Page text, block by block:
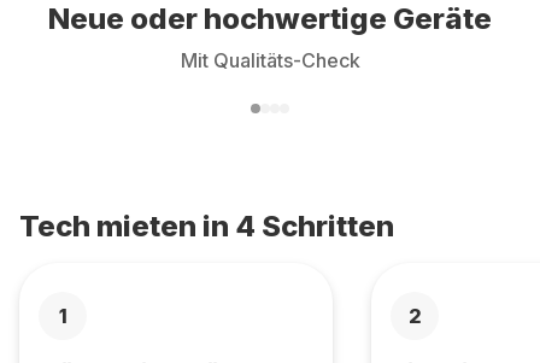
Neue oder hochwertige Geräte
Mit Qualitäts-Check
Tech mieten in 4 Schritten
1 2